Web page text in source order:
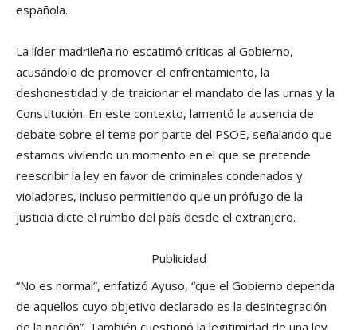
española.
La líder madrileña no escatimó críticas al Gobierno,
acusándolo de promover el enfrentamiento, la
deshonestidad y de traicionar el mandato de las urnas y la
Constitución. En este contexto, lamentó la ausencia de
debate sobre el tema por parte del PSOE, señalando que
estamos viviendo un momento en el que se pretende
reescribir la ley en favor de criminales condenados y
violadores, incluso permitiendo que un prófugo de la
justicia dicte el rumbo del país desde el extranjero.
Publicidad
“No es normal”, enfatizó Ayuso, “que el Gobierno dependa
de aquellos cuyo objetivo declarado es la desintegración
de la nación”. También cuestionó la legitimidad de una ley